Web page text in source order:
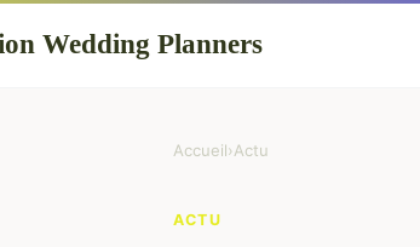
Wedding Planners
Accueil›Actu
ACTU